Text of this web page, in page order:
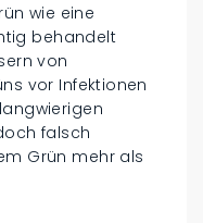
wie eine
behandelt
von
vor Infektionen
falsch
Grün mehr als